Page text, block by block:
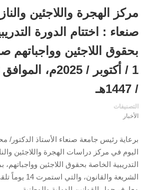
مركز الهجرة واللاجئين
صنعاء : اختتام الدورة
بحقوق اللاجئين وواجباتهم
/ 1447هـ
التصنيفات
الأخبار
برعاية رئيس جامعة صنعاء الأستاذ الدكتور/
اليوم في مركز دراسات الهجرة واللاجئين
التدريبية الخاصة بحقوق اللاجئين
الشريعة